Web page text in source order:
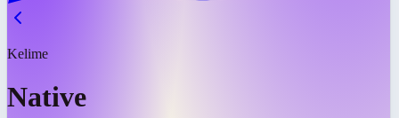
Kelime
Native